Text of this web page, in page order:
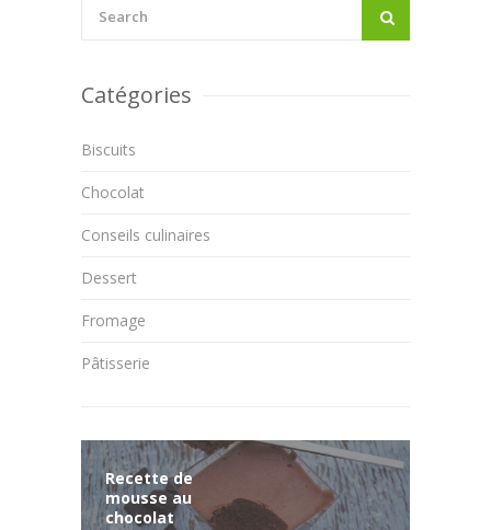
Catégories
Biscuits
Chocolat
Conseils culinaires
Dessert
Fromage
Pâtisserie
Recette de
mousse au
chocolat